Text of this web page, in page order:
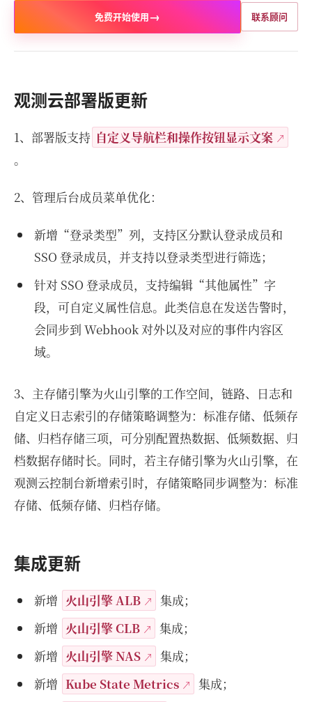
免费开始使用→ 联系顾问
观测云部署版更新
1、部署版支持 自定义导航栏和操作按钮显示文案
。
2、管理后台成员菜单优化：
新增“登录类型”列，支持区分默认登录成员和
SSO 登录成员，并支持以登录类型进行筛选；
针对 SSO 登录成员，支持编辑“其他属性”字
段，可自定义属性信息。此类信息在发送告警时，
会同步到 Webhook 对外以及对应的事件内容区
域。
3、主存储引擎为火山引擎的工作空间，链路、日志和
自定义日志索引的存储策略调整为：标准存储、低频存
储、归档存储三项，可分别配置热数据、低频数据、归
档数据存储时长。同时，若主存储引擎为火山引擎，在
观测云控制台新增索引时，存储策略同步调整为：标准
存储、低频存储、归档存储。
集成更新
新增 火山引擎 ALB
集成；
新增 火山引擎 CLB
集成；
新增 火山引擎 NAS
集成；
新增 Kube State Metrics 集成；